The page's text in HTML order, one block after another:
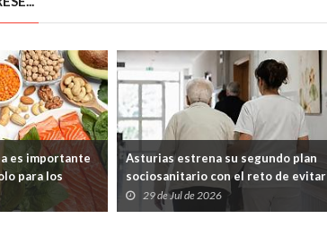
es importante
para los
Asturias estrena su segundo plan
sociosanitario con el reto de evitar
que los pacientes queden
atrapados entre Salud y Servicios
29 de Jul de 2026